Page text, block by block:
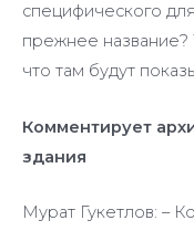
специфического
прежнее название?
что там будут
Комментирует
здания
Мурат Гукетлов: –